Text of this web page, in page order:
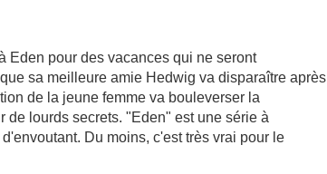
Eden pour des vacances qui ne seront
sa meilleure amie Hedwig va disparaître après
de la jeune femme va bouleverser la
de lourds secrets. "Eden" est une série à
Du moins, c'est très vrai pour le